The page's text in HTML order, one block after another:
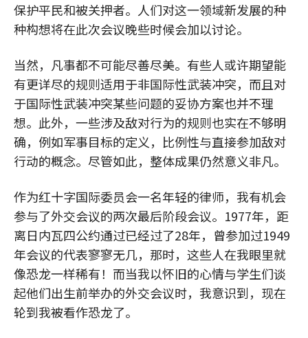
保护平民和被关押者。人们对这一领域新发展的种
种构想将在此次会议晚些时候会加以讨论。
当然，凡事都不可能尽善尽美。有些人或许期望能
有更详尽的规则适用于非国际性武装冲突，而且对
于国际性武装冲突某些问题的妥协方案也并不理
想。此外，一些涉及敌对行为的规则也实在不够明
确，例如军事目标的定义，比例性与直接参加敌对
行动的概念。尽管如此，整体成果仍然意义非凡。
作为红十字国际委员会一名年轻的律师，我有机会
参与了外交会议的两次最后阶段会议。1977年，距
离日内瓦四公约通过已经过了28年，曾参加过1949
年会议的代表寥寥无几，那时，这些人在我眼里就
像恐龙一样稀有！而当我以怀旧的心情与学生们谈
起他们出生前举办的外交会议时，我意识到，现在
轮到我被看作恐龙了。